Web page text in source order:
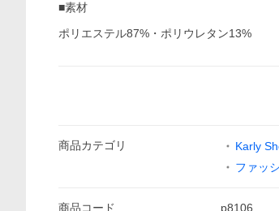
■素材
ポリエステル87%・ポリウレタン13%
商品カテゴリ Karly
ファッ
商品コード p8106